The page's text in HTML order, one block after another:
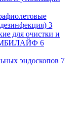
3
для очистки и
АМБИЛАЙФ 6
эндоскопов 7